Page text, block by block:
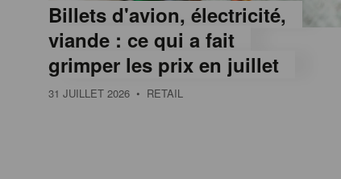
Billets d'avion, électricité,
viande : ce qui a fait
grimper les prix en juillet
31 JUILLET 2026 • RETAIL